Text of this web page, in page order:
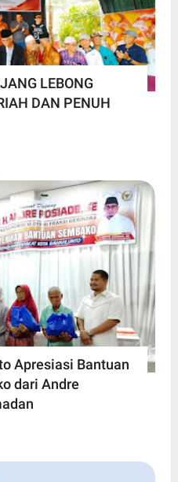
LEBONG
DAN PENUH
Apresiasi Bantuan
dari Andre